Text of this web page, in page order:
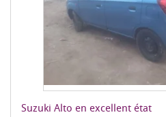
Suzuki Alto en excellent état